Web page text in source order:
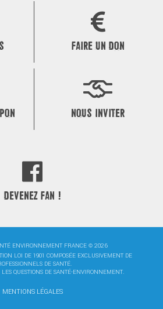
FAIRE UN DON
NOUS INVITER
DEVENEZ FAN !
ENVIRONNEMENT FRANCE © 2026
LOI DE 1901 COMPOSÉE EXCLUSIVEMENT DE
DE SANTÉ.
QUESTIONS DE SANTÉ-ENVIRONNEMENT.
MENTIONS LÉGALES